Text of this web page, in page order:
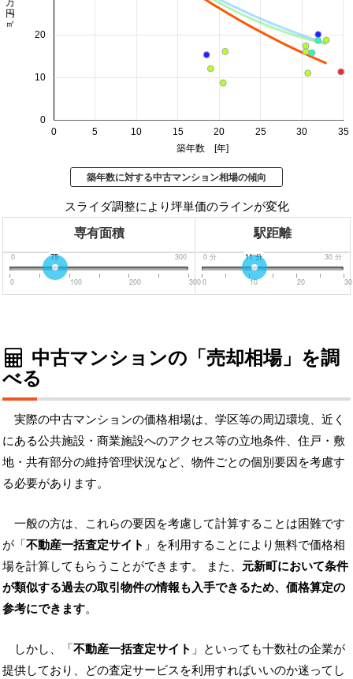
0 5 10 15 20 25 30 35
0
10
20
築年数 [年]
築年数に対する中古マンション相場の傾向
スライダ調整により坪単価のラインが変化
専有面積 駅距離
0 300
75
0 100 200 300
0分 30分
11分
0 10 20 30
中古マンションの「売却相場」を調
べる
実際の中古マンションの価格相場は、学区等の周辺環境、近く
にある公共施設・商業施設へのアクセス等の立地条件、住戸・敷
地・共有部分の維持管理状況など、物件ごとの個別要因を考慮す
る必要があります。
一般の方は、これらの要因を考慮して計算することは困難です
が「不動産一括査定サイト 」を利用することにより無料で価格相
場を計算してもらうことができます。 また、 元新町において条件
が類似する過去の取引物件の情報も入手できるため、価格算定の
参考にできます。
しかし、「不動産一括査定サイト 」といっても十数社の企業が
提供しており、どの査定サービスを利用すればいいのか迷ってし